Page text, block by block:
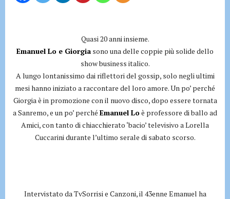
Quasi 20 anni insieme.
Emanuel Lo e Giorgia sono una delle coppie più solide dello
show business italico.
A lungo lontanissimo dai riflettori del gossip, solo negli ultimi
mesi hanno iniziato a raccontare del loro amore. Un po’ perché
Giorgia è in promozione con il nuovo disco, dopo essere tornata
a Sanremo, e un po’ perché Emanuel Loè professore di ballo ad
Amici, con tanto di chiacchierato ‘bacio’ televisivo a Lorella
Cuccarini durante l’ultimo serale di sabato scorso.
Intervistato da TvSorrisi e Canzoni, il 43enne Emanuel ha